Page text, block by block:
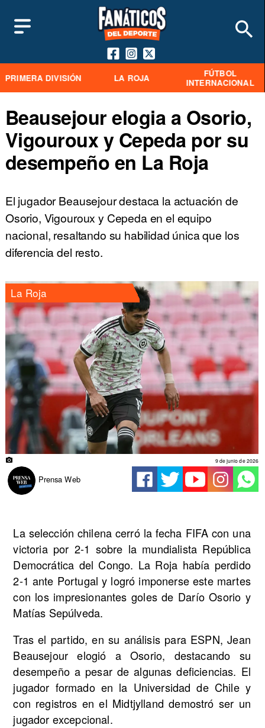
PRIMERA DIVISIÓN LA ROJA
FÚTBOL
INTERNACIONAL
Beausejour elogia a Osorio,
Vigouroux y Cepeda por su
desempeño en La Roja
El jugador Beausejour destaca la actuación de
Osorio, Vigouroux y Cepeda en el equipo
nacional, resaltando su habilidad única que los
diferencia del resto.
La Roja
Prensa Web
9 de junio de 2026
La selección chilena cerró la fecha FIFA con una
victoria por 2-1 sobre la mundialista República
Democrática del Congo. La Roja había perdido
2-1 ante Portugal y logró imponerse este martes
con los impresionantes goles de Darío Osorio y
Matías Sepúlveda.
Tras el partido, en su análisis para ESPN, Jean
Beausejour elogió a Osorio, destacando su
desempeño a pesar de algunas deficiencias. El
jugador formado en la Universidad de Chile y
con registros en el Midtjylland demostró ser un
jugador excepcional.